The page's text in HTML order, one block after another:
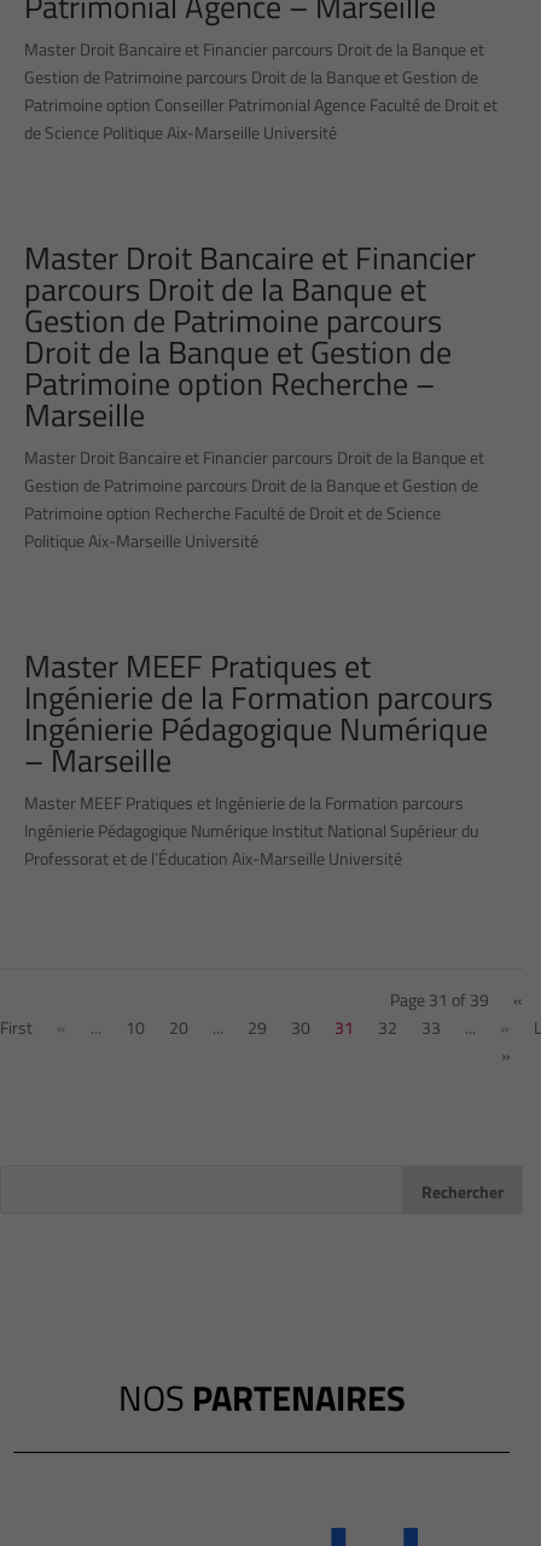
Master Droit Bancaire et Financier parcours Droit de la Banque et
Gestion de Patrimoine parcours Droit de la Banque et Gestion de
Patrimoine option Conseiller Patrimonial Agence Faculté de Droit et
de Science Politique Aix-Marseille Université
Master Droit Bancaire et Financier
parcours Droit de la Banque et
Gestion de Patrimoine parcours
Droit de la Banque et Gestion de
Patrimoine option Recherche –
Marseille
Master Droit Bancaire et Financier parcours Droit de la Banque et
Gestion de Patrimoine parcours Droit de la Banque et Gestion de
Patrimoine option Recherche Faculté de Droit et de Science
Politique Aix-Marseille Université
Master MEEF Pratiques et
Ingénierie de la Formation parcours
Ingénierie Pédagogique Numérique
– Marseille
Master MEEF Pratiques et Ingénierie de la Formation parcours
Ingénierie Pédagogique Numérique Institut National Supérieur du
Professorat et de l’Éducation Aix-Marseille Université
Page 31 of 39
«
First
« ... 10 20 ... 29 30 31 32 33 ... »
»
NOS PARTENAIRES